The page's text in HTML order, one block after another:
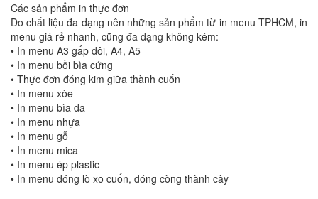
Các sản phẩm in thực đơn
Do chất liệu đa dạng nên những sản phẩm từ in menu TPHCM, in
menu giá rẻ nhanh, cũng đa dạng không kém:
• In menu A3 gấp đôi, A4, A5
• In menu bồi bìa cứng
• Thực đơn đóng kim giữa thành cuốn
• In menu xòe
• In menu bìa da
• In menu nhựa
• In menu gỗ
• In menu mica
• In menu ép plastic
• In menu đóng lò xo cuốn, đóng còng thành cây